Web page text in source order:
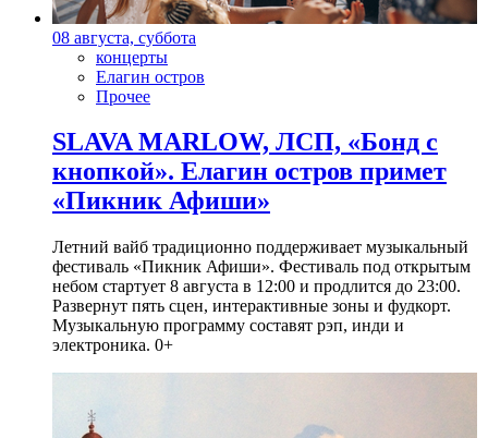
08 августа, суббота
концерты
Елагин остров
Прочее
SLAVA MARLOW, ЛСП, «Бонд с
кнопкой». Елагин остров примет
«Пикник Афиши»
Летний вайб традиционно поддерживает музыкальный
фестиваль «Пикник Афиши». Фестиваль под открытым
небом стартует 8 августа в 12:00 и продлится до 23:00.
Развернут пять сцен, интерактивные зоны и фудкорт.
Музыкальную программу составят рэп, инди и
электроника. 0+